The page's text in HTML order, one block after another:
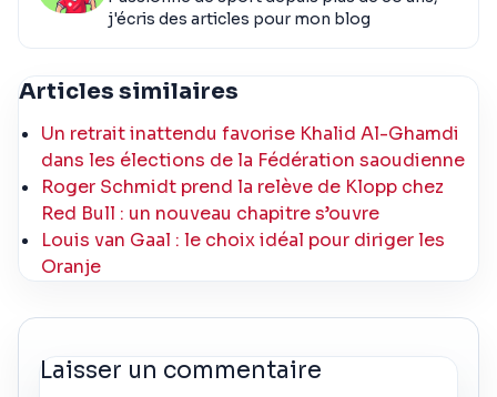
j'écris des articles pour mon blog
Articles similaires
Un retrait inattendu favorise Khalid Al-Ghamdi
dans les élections de la Fédération saoudienne
Roger Schmidt prend la relève de Klopp chez
Red Bull : un nouveau chapitre s’ouvre
Louis van Gaal : le choix idéal pour diriger les
Oranje
Laisser un commentaire